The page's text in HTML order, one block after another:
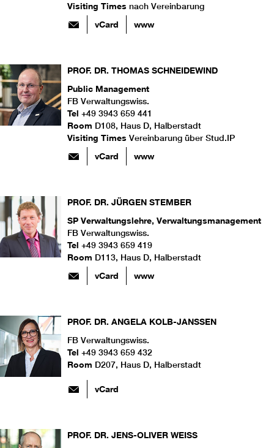
Visiting Times nach Vereinbarung
vCard www
PROF. DR. THOMAS SCHNEIDEWIND
Public Management
FB Verwaltungswiss.
Tel +49 3943 659 441
Room D108, Haus D, Halberstadt
Visiting Times Vereinbarung über Stud.IP
vCard www
PROF. DR. JÜRGEN STEMBER
SP Verwaltungslehre, Verwaltungsmanagement
FB Verwaltungswiss.
Tel +49 3943 659 419
Room D113, Haus D, Halberstadt
vCard www
PROF. DR. ANGELA KOLB-JANSSEN
FB Verwaltungswiss.
Tel +49 3943 659 432
Room D207, Haus D, Halberstadt
vCard
PROF. DR. JENS-OLIVER WEISS